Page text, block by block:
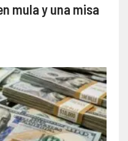
mula y una misa